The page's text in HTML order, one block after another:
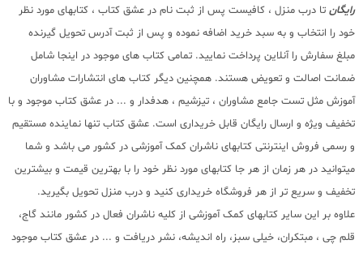
رایگان تا درب منزل ، کافیست پس از ثبت نام در عشق کتاب ، کتابهای مورد نظر
خود را انتخاب و به سبد خرید اضافه نموده و پس از ثبت آدرس تحویل گیرنده
مبلغ سفارش را آنلاین پرداخت نمایید. تمامی کتاب های موجود در اینجا شامل
ضمانت اصالت و تعویض هستند. همچنین دیگر کتاب های انتشارات مشاوران
آموزش مثل تست جامع مشاوران ، تیزشیم ، هدفدار و ... در عشق کتاب موجود و با
تخفیف ویژه و ارسال رایگان قابل خریداری است. عشق کتاب تنها نماینده مستقیم
و رسمی فروش اینترنتی کتابهای ناشران کمک آموزشی در کشور می باشد و شما
میتوانید در هر زمان از هر جا کتابهای مورد نظر خود را با بهترین قیمت و بیشترین
تخفیف و سریع تر از هر فروشگاه خریداری کنید و درب منزل تحویل بگیرید.
علاوه بر این سایر کتابهای کمک آموزشی از کلیه ناشران فعال در کشور مانند گاج،
قلم چی ، مبتکران، خیلی سبز، راه اندیشه، نشر دریافت و ... در عشق کتاب موجود